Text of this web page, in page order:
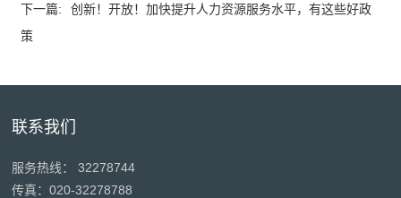
下一篇:
创新！开放！加快提升人力资源服务水平，有这些好政
策
联系我们
服务热线： 32278744
传真：020-32278788